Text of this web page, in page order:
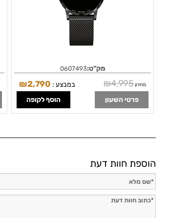
מק"ט:0607493
מחירון ₪4,995 במבצע : ₪2,790
פרטי השעון הוסף לקופה
הוספת חוות דעת